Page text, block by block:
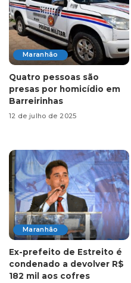
Maranhão
Quatro pessoas são
presas por homicídio em
Barreirinhas
12 de julho de 2025
Maranhão
Ex-prefeito de Estreito é
condenado a devolver R$
182 mil aos cofres